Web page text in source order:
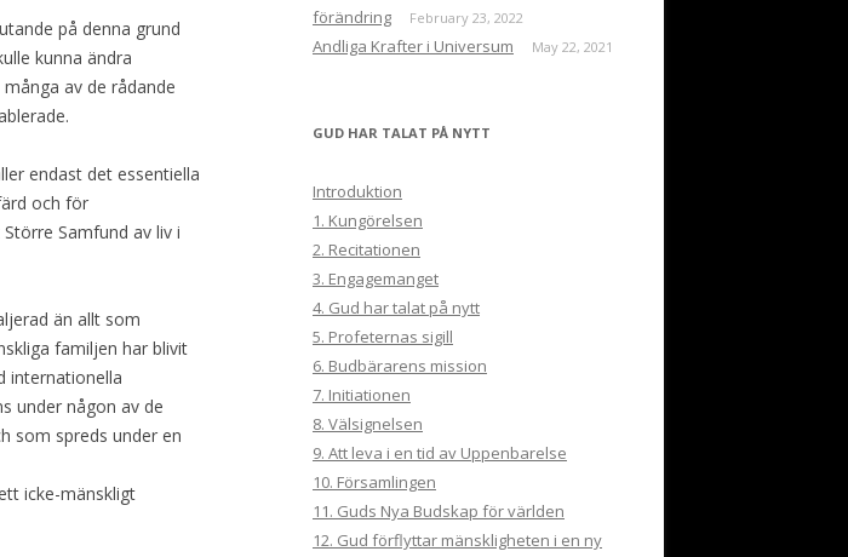
på denna grund
kunna ändra
av de rådande
endast det essentiella
och för
Samfund av liv i
än allt som
familjen har blivit
internationella
under någon av de
som spreds under en
icke-mänskligt
förändring
February 23, 2022
Andliga Krafter i Universum May 22, 2021
GUD HAR TALAT PÅ NYTT
Introduktion
1. Kungörelsen
2. Recitationen
3. Engagemanget
4. Gud har talat på nytt
5. Profeternas sigill
6. Budbärarens mission
7. Initiationen
8. Välsignelsen
9. Att leva i en tid av Uppenbarelse
10. Församlingen
11. Guds Nya Budskap för världen
12. Gud förflyttar mänskligheten i en ny